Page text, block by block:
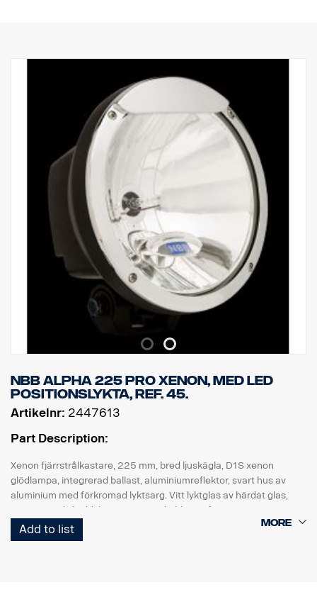
NBB Alpha 225 Pro xenon, med LED
positionslykta, ref. 45.
Artikelnr: 2447613
Part Description:
Xenon fjärrstrålkastare, 225 mm, bred ljuskägla, D1S xenon
glödlampa, integrerad ballast, aluminiumreflektor, svart hus av
aluminium med förkromad lyktsarg. Vitt lyktglas av härdat glas,
version med skyddsbussning, inga kablar ingår,12V/24V.
Rekommenderad D1S reservglödlampa: Scania art.nr. 2022920.
Add to list